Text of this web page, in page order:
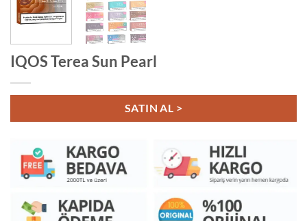
IQOS Terea Sun Pearl
SATIN AL >